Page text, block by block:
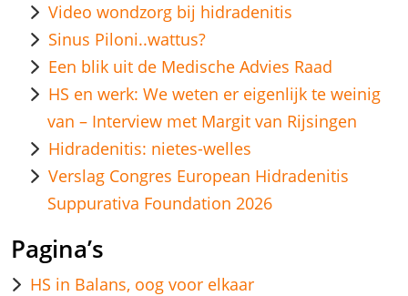
Video wondzorg bij hidradenitis
Sinus Piloni..wattus?
Een blik uit de Medische Advies Raad
HS en werk: We weten er eigenlijk te weinig
van – Interview met Margit van Rijsingen
Hidradenitis: nietes-welles
Verslag Congres European Hidradenitis
Suppurativa Foundation 2026
Pagina’s
HS in Balans, oog voor elkaar